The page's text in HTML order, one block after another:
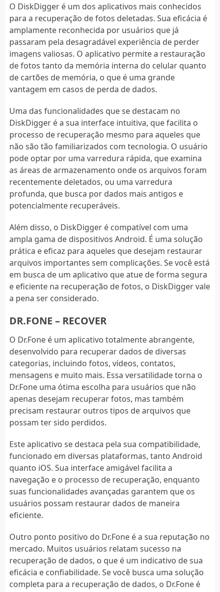
O DiskDigger é um dos aplicativos mais conhecidos
para a recuperação de fotos deletadas. Sua eficácia é
amplamente reconhecida por usuários que já
passaram pela desagradável experiência de perder
imagens valiosas. O aplicativo permite a restauração
de fotos tanto da memória interna do celular quanto
de cartões de memória, o que é uma grande
vantagem em casos de perda de dados.
Uma das funcionalidades que se destacam no
DiskDigger é a sua interface intuitiva, que facilita o
processo de recuperação mesmo para aqueles que
não são tão familiarizados com tecnologia. O usuário
pode optar por uma varredura rápida, que examina
as áreas de armazenamento onde os arquivos foram
recentemente deletados, ou uma varredura
profunda, que busca por dados mais antigos e
potencialmente recuperáveis.
Além disso, o DiskDigger é compatível com uma
ampla gama de dispositivos Android. É uma solução
prática e eficaz para aqueles que desejam restaurar
arquivos importantes sem complicações. Se você está
em busca de um aplicativo que atue de forma segura
e eficiente na recuperação de fotos, o DiskDigger vale
a pena ser considerado.
DR.FONE – RECOVER
O Dr.Fone é um aplicativo totalmente abrangente,
desenvolvido para recuperar dados de diversas
categorias, incluindo fotos, vídeos, contatos,
mensagens e muito mais. Essa versatilidade torna o
Dr.Fone uma ótima escolha para usuários que não
apenas desejam recuperar fotos, mas também
precisam restaurar outros tipos de arquivos que
possam ter sido perdidos.
Este aplicativo se destaca pela sua compatibilidade,
funcionado em diversas plataformas, tanto Android
quanto iOS. Sua interface amigável facilita a
navegação e o processo de recuperação, enquanto
suas funcionalidades avançadas garantem que os
usuários possam restaurar dados de maneira
eficiente.
Outro ponto positivo do Dr.Fone é a sua reputação no
mercado. Muitos usuários relatam sucesso na
recuperação de dados, o que é um indicativo de sua
eficácia e confiabilidade. Se você busca uma solução
completa para a recuperação de dados, o Dr.Fone é